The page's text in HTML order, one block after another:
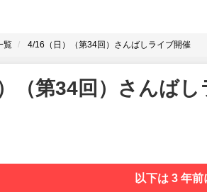
覧 4/16（日）（第34回）さんばしライブ開催
（第34回）さんばし
以下は 3 年